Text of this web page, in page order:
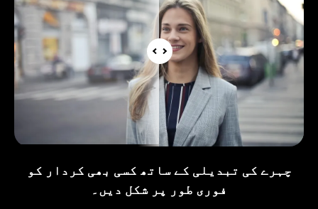
چہرے کی تبدیلی کے ساتھ کسی بھی کردار کو
فوری طور پر شکل دیں۔